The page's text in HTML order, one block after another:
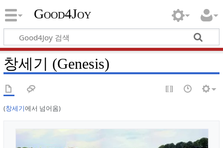
Good4Joy
창세기 (Genesis)
(창세기에서 넘어옴)